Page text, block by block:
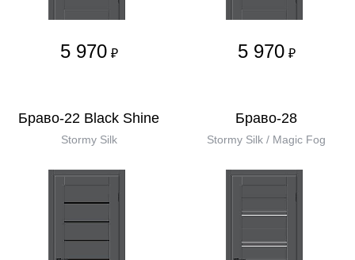
5 970 ₽ 5 970 ₽
Браво-22 Black Shine
Stormy Silk
Браво-28
Stormy Silk / Magic Fog